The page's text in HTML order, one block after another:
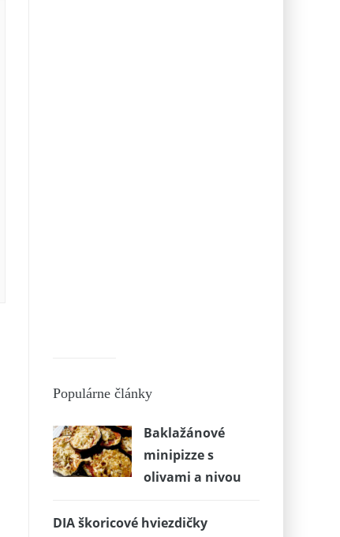
Populárne články
Baklažánové
minipizze s
olivami a nivou
DIA škoricové hviezdičky